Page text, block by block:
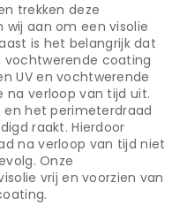
trekken deze
aan om een visolie
is het belangrijk dat
vochtwerende coating
UV en vochtwerende
verloop van tijd uit.
het perimeterdraad
raakt. Hierdoor
na verloop van tijd niet
Onze
vrij en voorzien van